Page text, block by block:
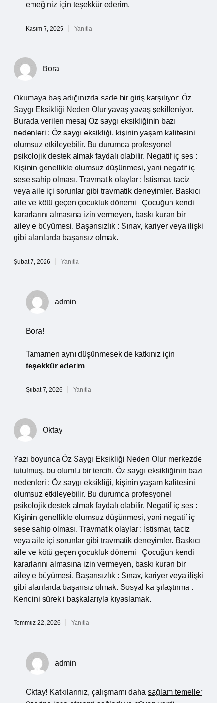
emeğiniz için teşekkür ederim.
Kasım 7, 2025 Yanıtla
Bora
Okumaya başladığınızda sade bir giriş karşılıyor; Öz
Saygı Eksikliği Neden Olur yavaş yavaş şekilleniyor.
Burada verilen mesaj Öz saygı eksikliğinin bazı
nedenleri : Öz saygı eksikliği, kişinin yaşam kalitesini
olumsuz etkileyebilir. Bu durumda profesyonel
psikolojik destek almak faydalı olabilir. Negatif iç ses :
Kişinin genellikle olumsuz düşünmesi, yani negatif iç
sese sahip olması. Travmatik olaylar : İstismar, taciz
veya aile içi sorunlar gibi travmatik deneyimler. Baskıcı
aile ve kötü geçen çocukluk dönemi : Çocuğun kendi
kararlarını almasına izin vermeyen, baskı kuran bir
aileyle büyümesi. Başarısızlık : Sınav, kariyer veya ilişki
gibi alanlarda başarısız olmak.
Şubat 7, 2026 Yanıtla
admin
Bora!
Tamamen aynı düşünmesek de katkınız için
teşekkür ederim.
Şubat 7, 2026 Yanıtla
Oktay
Yazı boyunca Öz Saygı Eksikliği Neden Olur merkezde
tutulmuş, bu olumlu bir tercih. Öz saygı eksikliğinin bazı
nedenleri : Öz saygı eksikliği, kişinin yaşam kalitesini
olumsuz etkileyebilir. Bu durumda profesyonel
psikolojik destek almak faydalı olabilir. Negatif iç ses :
Kişinin genellikle olumsuz düşünmesi, yani negatif iç
sese sahip olması. Travmatik olaylar : İstismar, taciz
veya aile içi sorunlar gibi travmatik deneyimler. Baskıcı
aile ve kötü geçen çocukluk dönemi : Çocuğun kendi
kararlarını almasına izin vermeyen, baskı kuran bir
aileyle büyümesi. Başarısızlık : Sınav, kariyer veya ilişki
gibi alanlarda başarısız olmak. Sosyal karşılaştırma :
Kendini sürekli başkalarıyla kıyaslamak.
Temmuz 22, 2026 Yanıtla
admin
Oktay! Katkılarınız, çalışmamı daha sağlam temeller